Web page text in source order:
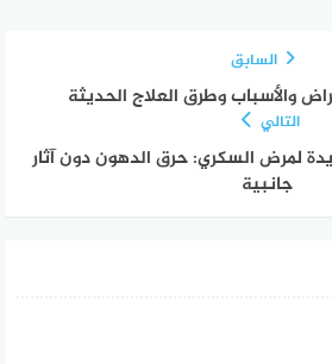
السابق
والأسباب وطرق العلاج الحديثة
التالي
لمرض السكري: حرق الدهون دون آثار
جانبية